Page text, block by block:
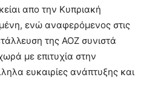
απο την Κυπριακή
ενώ αναφερόμενος στις
της ΑΟΖ συνιστά
με επιτυχία στην
ευκαιρίες ανάπτυξης και